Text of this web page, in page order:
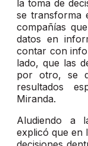
la toma de
se transforma
compañías
datos en
contar con
lado, que las
por otro, se
resultados
Miranda.
Aludiendo a
explicó que en